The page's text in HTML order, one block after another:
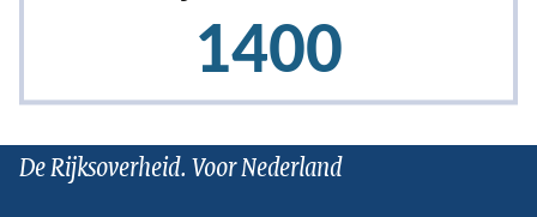
De Rijksoverheid. Voor Nederland